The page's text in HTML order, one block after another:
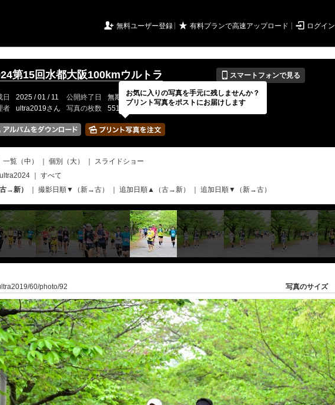
 無料ユーザー登録 ★ 有料プランで高速アップロード  ログイン
第15回水都大阪100kmウルトラ 📱 スマートフォンで見る
日 2025 / 01 / 11 公開終了日 無期限 イベントの期間
---
者
ultra2019さん 写真の枚数 551 / 2000枚
一覧（中） 個別（大）
スライドショー
ultra2024
すべて
→新）
撮影日順▼（新→古） 追加日順▲（古→新） 追加日順▼（新→古）
60/photo/92 写真のサイズ
お気に入りの写真を手元に残しませんか？
プリント写真をポストにお届けします